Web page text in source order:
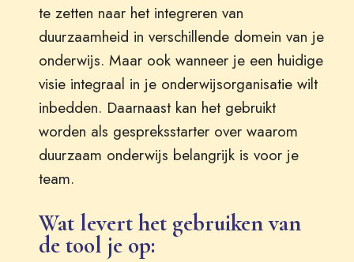
te zetten naar het integreren van
duurzaamheid in verschillende domein van je
onderwijs. Maar ook wanneer je een huidige
visie integraal in je onderwijsorganisatie wilt
inbedden. Daarnaast kan het gebruikt
worden als gespreksstarter over waarom
duurzaam onderwijs belangrijk is voor je
team.
Wat levert het gebruiken van
de tool je op: